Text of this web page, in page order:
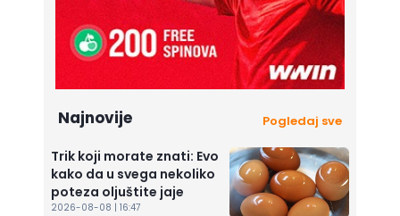
Najnovije Pogledaj sve
Trik koji morate znati: Evo
kako da u svega nekoliko
poteza oljuštite jaje
2026-08-08 | 16:47